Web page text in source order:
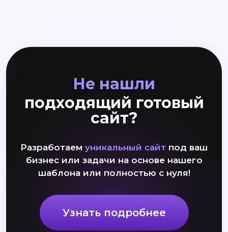
Не нашли
подходящий готовый
сайт?
Разработаем уникальный сайт под ваш
бизнес или задачи на основе нашего
шаблона или полностью с нуля!
Узнать подробнее